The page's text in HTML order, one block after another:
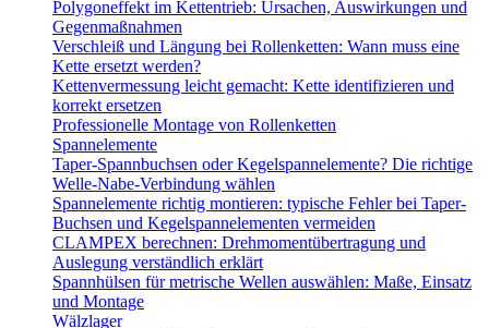
Polygoneffekt im Kettentrieb: Ursachen, Auswirkungen und
Gegenmaßnahmen
Verschleiß und Längung bei Rollenketten: Wann muss eine
Kette ersetzt werden?
Kettenvermessung leicht gemacht: Kette identifizieren und
korrekt ersetzen
Professionelle Montage von Rollenketten
Spannelemente
Taper-Spannbuchsen oder Kegelspannelemente? Die richtige
Welle-Nabe-Verbindung wählen
Spannelemente richtig montieren: typische Fehler bei Taper-
Buchsen und Kegelspannelementen vermeiden
CLAMPEX berechnen: Drehmomentübertragung und
Auslegung verständlich erklärt
Spannhülsen für metrische Wellen auswählen: Maße, Einsatz
und Montage
Wälzlager